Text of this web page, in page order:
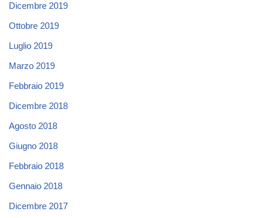
Dicembre 2019
Ottobre 2019
Luglio 2019
Marzo 2019
Febbraio 2019
Dicembre 2018
Agosto 2018
Giugno 2018
Febbraio 2018
Gennaio 2018
Dicembre 2017